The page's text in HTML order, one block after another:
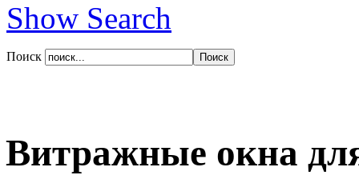
Show Search
Поиск
Витражные окна